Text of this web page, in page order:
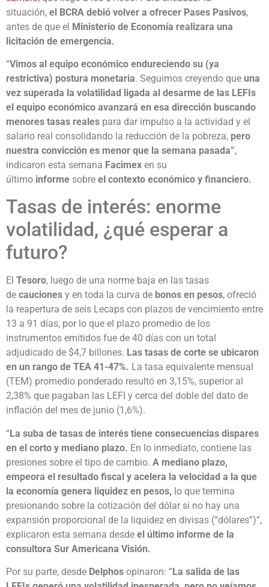
situación, el BCRA debió volver a ofrecer Pases Pasivos,
antes de que el Ministerio de Economía realizara una
licitación de emergencia.
“Vimos al equipo económico endureciendo su (ya
restrictiva) postura monetaria. Seguimos creyendo que una
vez superada la volatilidad ligada al desarme de las LEFIs
el equipo económico avanzará en esa dirección buscando
menores tasas reales para dar impulso a la actividad y el
salario real consolidando la reducción de la pobreza, pero
nuestra convicción es menor que la semana pasada”,
indicaron esta semana Facimex en su
último informe sobre el contexto económico y financiero.
Tasas de interés: enorme
volatilidad, ¿qué esperar a
futuro?
El Tesoro, luego de una norme baja en las tasas
de cauciones y en toda la curva de bonos en pesos, ofreció
la reapertura de seis Lecaps con plazos de vencimiento entre
13 a 91 días, por lo que el plazo promedio de los
instrumentos emitidos fue de 40 días con un total
adjudicado de $4,7 billones. Las tasas de corte se ubicaron
en un rango de TEA 41-47%. La tasa equivalente mensual
(TEM) promedio ponderado resultó en 3,15%, superior al
2,38% que pagaban las LEFI y cerca del doble del dato de
inflación del mes de junio (1,6%).
“La suba de tasas de interés tiene consecuencias dispares
en el corto y mediano plazo. En lo inmediato, contiene las
presiones sobre el tipo de cambio. A mediano plazo,
empeora el resultado fiscal y acelera la velocidad a la que
la economía genera liquidez en pesos, lo que termina
presionando sobre la cotización del dólar si no hay una
expansión proporcional de la liquidez en divisas (“dólares”)”,
explicaron esta semana desde el último informe de la
consultora Sur Americana Visión.
Por su parte, desde Delphos opinaron: “La salida de las